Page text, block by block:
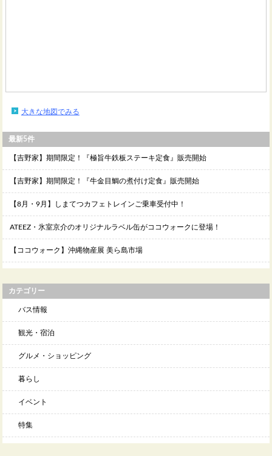
大きな地図でみる
最新5件
【吉野家】期間限定！『極旨牛鉄板ステーキ定食』販売開始
【吉野家】期間限定！『牛金目鯛の煮付け定食』販売開始
【8月・9月】しまてつカフェトレインご乗車受付中！
ATEEZ・氷室京介のオリジナルラベル缶がココウォークに登場！
【ココウォーク】沖縄物産展 美ら島市場
カテゴリー
バス情報
観光・宿泊
グルメ・ショッピング
暮らし
イベント
特集